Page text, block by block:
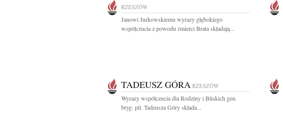
RZESZÓW
Janowi Jurkowskiemu wyrazy głębokiego
współczucia z powodu śmierci Brata składają...
TADEUSZ GÓRA RZESZÓW
Wyrazy współczucia dla Rodziny i Bliskich gen.
bryg. pil. Tadeusza Góry składa...